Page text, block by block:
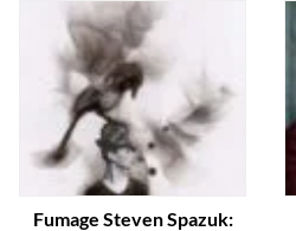
Fumage Steven Spazuk: